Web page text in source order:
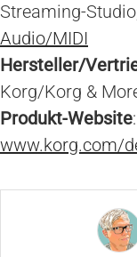
Streaming-
Audio/MIDI
Hersteller/
Korg/Korg &
Produkt-Website:
www.korg.com/